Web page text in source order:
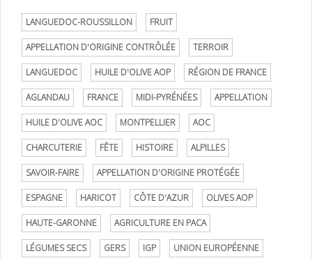
LANGUEDOC-ROUSSILLON FRUIT
APPELLATION D'ORIGINE CONTRÔLÉE TERROIR
LANGUEDOC HUILE D'OLIVE AOP RÉGION DE FRANCE
AGLANDAU FRANCE MIDI-PYRÉNÉES APPELLATION
HUILE D'OLIVE AOC MONTPELLIER AOC
CHARCUTERIE FÊTE HISTOIRE ALPILLES
SAVOIR-FAIRE APPELLATION D'ORIGINE PROTÉGÉE
ESPAGNE HARICOT CÔTE D'AZUR OLIVES AOP
HAUTE-GARONNE AGRICULTURE EN PACA
LÉGUMES SECS GERS IGP UNION EUROPÉENNE